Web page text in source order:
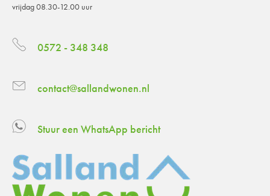
vrijdag 08.30-12.00 uur
0572 - 348 348
contact@sallandwonen.nl
Stuur een WhatsApp bericht